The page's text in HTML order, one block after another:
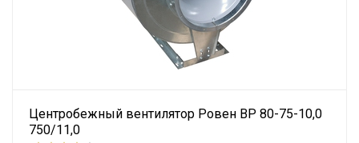
Центробежный вентилятор Ровен BP 80-75-10,0
750/11,0